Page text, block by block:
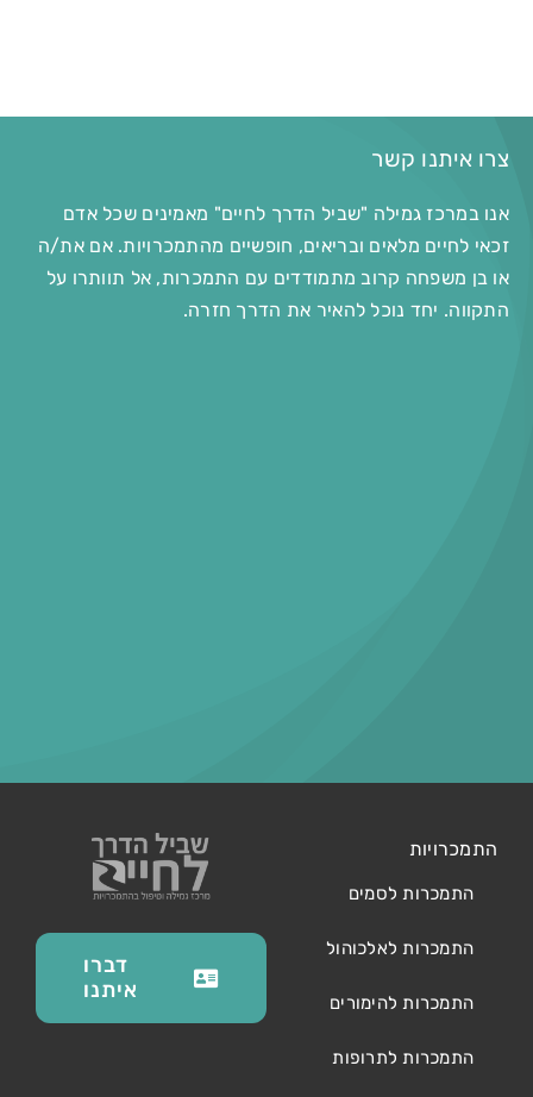
צרו איתנו קשר
אנו במרכז גמילה "שביל הדרך לחיים" מאמינים שכל אדם
זכאי לחיים מלאים ובריאים, חופשיים מהתמכרויות. אם את/ה
או בן משפחה קרוב מתמודדים עם התמכרות, אל תוותרו על
התקווה. יחד נוכל להאיר את הדרך חזרה.
התמכרויות
התמכרות לסמים
התמכרות לאלכוהול
התמכרות להימורים
התמכרות לתרופות
דברו
איתנו